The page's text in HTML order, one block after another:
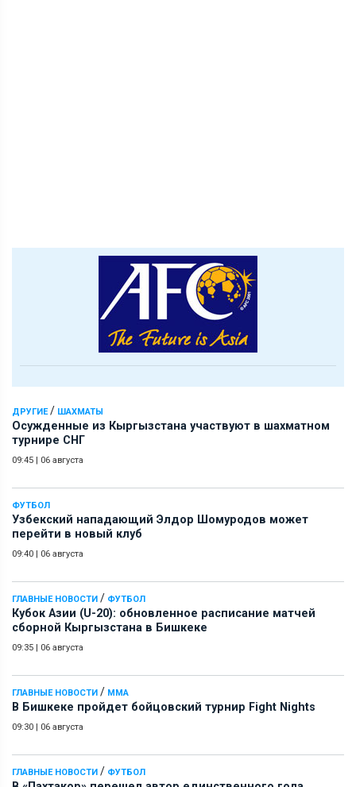
ДРУГИЕ/ ШАХМАТЫ
Осужденные из Кыргызстана участвуют в шахматном
турнире СНГ
09:45 | 06 августа
ФУТБОЛ
Узбекский нападающий Элдор Шомуродов может
перейти в новый клуб
09:40 | 06 августа
ГЛАВНЫЕ НОВОСТИ / ФУТБОЛ
Кубок Азии (U-20): обновленное расписание матчей
сборной Кыргызстана в Бишкеке
09:35 | 06 августа
ГЛАВНЫЕ НОВОСТИ / ММА
В Бишкеке пройдет бойцовский турнир Fight Nights
09:30 | 06 августа
ГЛАВНЫЕ НОВОСТИ / ФУТБОЛ